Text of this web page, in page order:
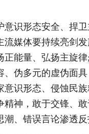
意识形态安全、捍
流媒体要持续亮剑
正能量、弘扬主旋
、伪多元的虚伪面
意识形态、侵蚀民
精神，敢于交锋、
潮、错误言论渗透反